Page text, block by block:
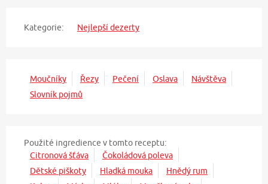
Kategorie: Nejlepší dezerty
Moučníky Řezy Pečení Oslava
Návštěva
Slovník pojmů
Použité ingredience v tomto receptu:
Citronová šťáva
Čokoládová poleva
Dětské piškoty
Hladká mouka
Hnědý rum